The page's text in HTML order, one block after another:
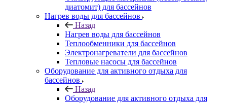
диатомит) для бассейнов
Нагрев воды для бассейнов
Назад
Нагрев воды для бассейнов
Теплообменники для бассейнов
Электронагреватели для бассейнов
Тепловые насосы для бассейнов
Оборудование для активного отдыха для
бассейнов
Назад
Оборудование для активного отдыха для